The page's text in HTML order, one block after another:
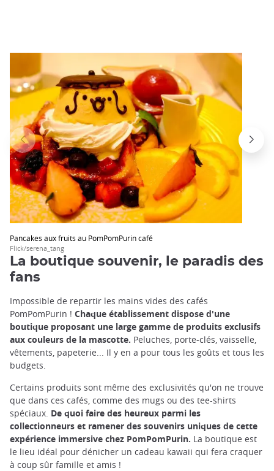
Pancakes aux fruits au PomPomPurin café
Flick/serena_tang
La boutique souvenir, le paradis des
fans
Impossible de repartir les mains vides des cafés
PomPomPurin ! Chaque établissement dispose d'une
boutique proposant une large gamme de produits exclusifs
aux couleurs de la mascotte. Peluches, porte-clés, vaisselle,
vêtements, papeterie... Il y en a pour tous les goûts et tous les
budgets.
Certains produits sont même des exclusivités qu'on ne trouve
que dans ces cafés, comme des mugs ou des tee-shirts
spéciaux. De quoi faire des heureux parmi les
collectionneurs et ramener des souvenirs uniques de cette
expérience immersive chez PomPomPurin. La boutique est
le lieu idéal pour dénicher un cadeau kawaii qui fera craquer
à coup sûr famille et amis !